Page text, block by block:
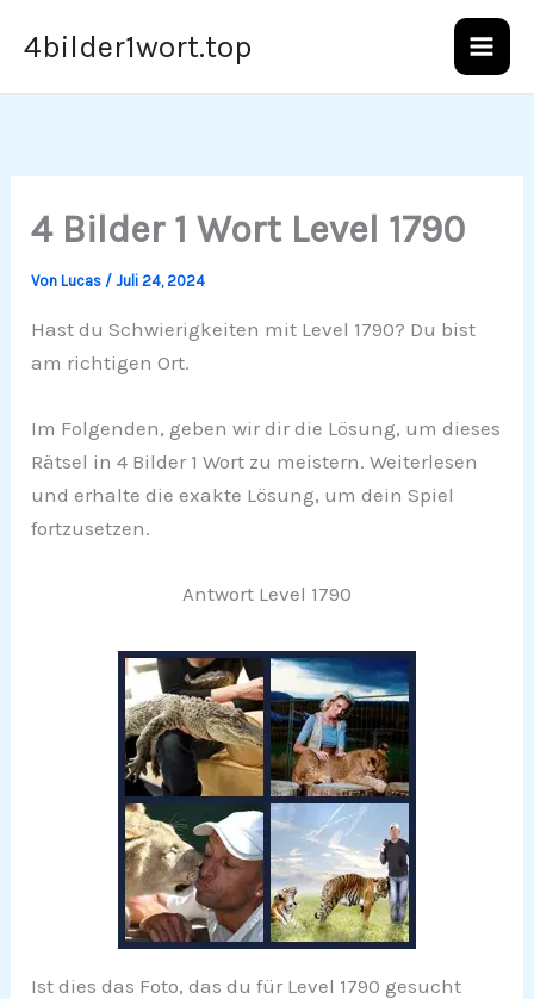
Inhalt
4bilder1wort.top
4 Bilder 1 Wort Level 1790
VonLucas /Juli 24, 2024
Hast du Schwierigkeiten mit Level 1790? Du bist
am richtigen Ort.
Im Folgenden, geben wir dir die Lösung, um dieses
Rätsel in 4 Bilder 1 Wort zu meistern. Weiterlesen
und erhalte die exakte Lösung, um dein Spiel
fortzusetzen.
Antwort Level 1790
Ist dies das Foto, das du für Level 1790 gesucht